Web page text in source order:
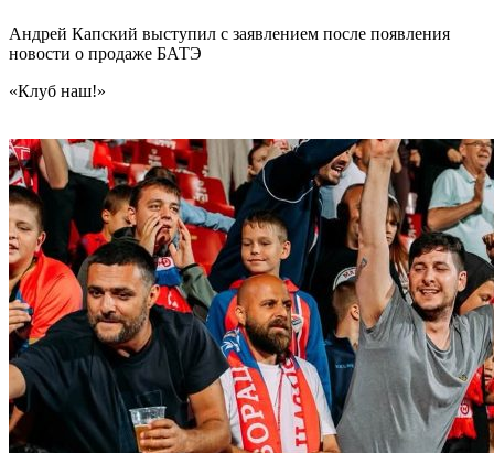
Андрей Капский выступил с заявлением после появления
новости о продаже БАТЭ
«Клуб наш!»